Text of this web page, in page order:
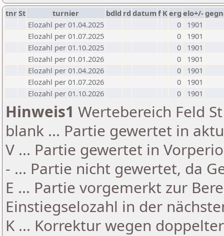
tnrSt turnier bdld rd datumf Kerg elo+/-
Elozahl per 01.04.2025
0
1901
Elozahl per 01.07.2025
0
1901
Elozahl per 01.10.2025
0
1901
Elozahl per 01.01.2026
0
1901
Elozahl per 01.04.2026
0
1901
Elozahl per 01.07.2026
0
1901
Elozahl per 01.10.2026
0 1901
Hinweis1 Wertebereich Feld
blank ... Partie gewertet in
V ... Partie gewertet in
- ... Partie nicht gewertet, da
E ... Partie vorgemerkt zur
Einstiegselozahl in der
K ... Korrektur wegen